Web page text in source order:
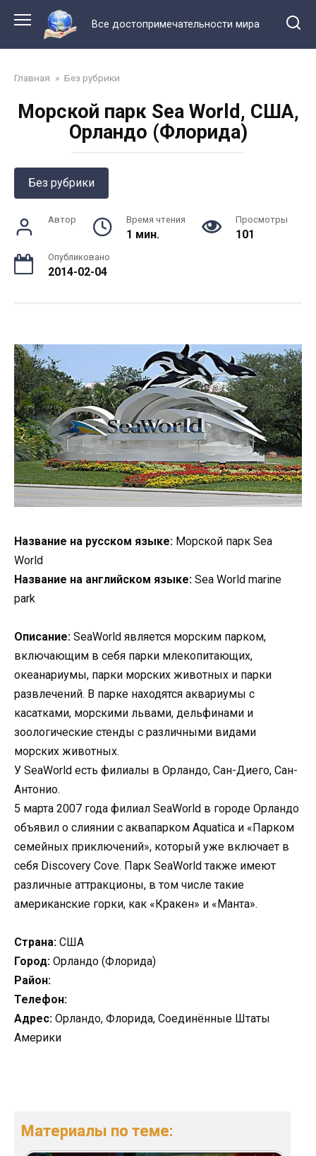
контенту
Все достопримечательности мира
Главная » Без рубрики
Морской парк Sea World, США,
Орландо (Флорида)
Без рубрики
Автор Время чтения
1 мин.
Просмотры
101
Опубликовано
2014-02-04
Название на русском языке: Морской парк Sea
World
Название на английском языке: Sea World marine
park
Описание: SeaWorld является морским парком,
включающим в себя парки млекопитающих,
океанариумы, парки морских животных и парки
развлечений. В парке находятся аквариумы с
касатками, морскими львами, дельфинами и
зоологические стенды с различными видами
морских животных.
У SeaWorld есть филиалы в Орландо, Сан-Диего, Сан-
Антонио.
5 марта 2007 года филиал SeaWorld в городе Орландо
объявил о слиянии с аквапарком Aquatica и «Парком
семейных приключений», который уже включает в
себя Discovery Cove. Парк SeaWorld также имеют
различные аттракционы, в том числе такие
американские горки, как «Кракен» и «Манта».
Страна: США
Город: Орландо (Флорида)
Район:
Телефон:
Адрес: Орландо, Флорида, Соединённые Штаты
Америки
Материалы по теме: